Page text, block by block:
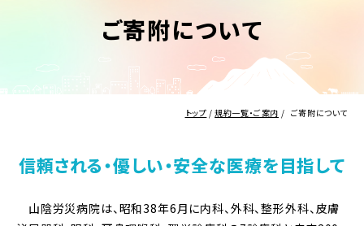
ご寄附について
トップ /規約一覧・ご案内 / ご寄附について
信頼される・優しい・安全な医療を目指して
山陰労災病院は、昭和38年6月に内科、外科、整形外科、皮膚